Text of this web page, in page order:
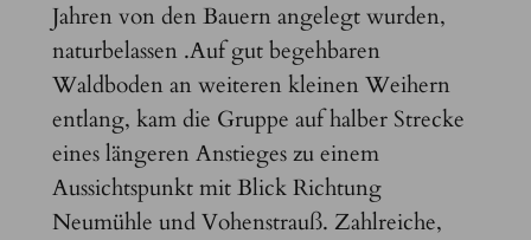
Jahren von den Bauern angelegt wurden,
naturbelassen .Auf gut begehbaren
Waldboden an weiteren kleinen Weihern
entlang, kam die Gruppe auf halber Strecke
eines längeren Anstieges zu einem
Aussichtspunkt mit Blick Richtung
Neumühle und Vohenstrauß. Zahlreiche,